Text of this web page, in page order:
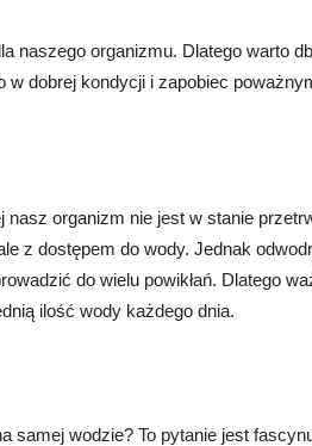
naszego organizmu. Dlatego warto
w dobrej kondycji i zapobiec
organizm nie jest w stanie
z dostępem do wody. Jednak
do wielu powikłań. Dlatego
ilość wody każdego dnia.
samej wodzie? To pytanie jest